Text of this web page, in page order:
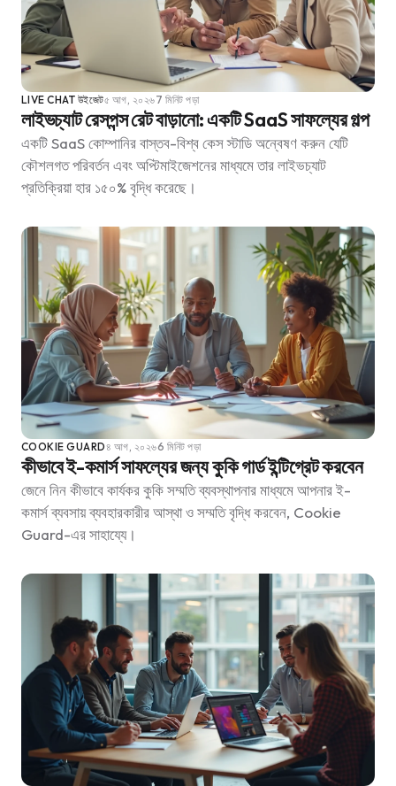
LIVE CHAT উইজেট৫ আগ, ২০২৬7 মিনিট পড়া
লাইভচ্যাট রেসপন্স রেট বাড়ানো: একটি SaaS সাফল্যের গল্প
একটি SaaS কোম্পানির বাস্তব-বিশ্ব কেস স্টাডি অন্বেষণ করুন যেটি
কৌশলগত পরিবর্তন এবং অপ্টিমাইজেশনের মাধ্যমে তার লাইভচ্যাট
প্রতিক্রিয়া হার ১৫০% বৃদ্ধি করেছে।
COOKIE GUARD৪ আগ, ২০২৬6 মিনিট পড়া
কীভাবে ই-কমার্স সাফল্যের জন্য কুকি গার্ড ইন্টিগ্রেট করবেন
জেনে নিন কীভাবে কার্যকর কুকি সম্মতি ব্যবস্থাপনার মাধ্যমে আপনার ই-
কমার্স ব্যবসায় ব্যবহারকারীর আস্থা ও সম্মতি বৃদ্ধি করবেন, Cookie
Guard-এর সাহায্যে।